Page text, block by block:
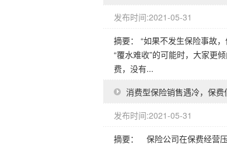
发布时间:2021-05-31
摘要： “如果不发生保险事故
“覆水难收”的可能时，大家更
费，没有...
消费型保险销售遇冷，保
发布时间:2021-05-31
摘要： 保险公司在保费经营